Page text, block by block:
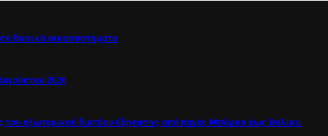
δασικά οικοσυστήματα
2026
εξωτερικού δικτύου ύδρευσης από πηγές Μπάρκα έως Βελίκα